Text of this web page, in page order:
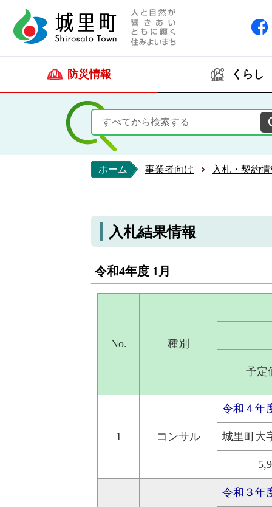
防災情報 くらし
ホーム 事業者向け 入札・契約
入札結果情報
令和4年度 1月
No. 種別
予定
1 コンサル
令和４年
城里町
令和３年